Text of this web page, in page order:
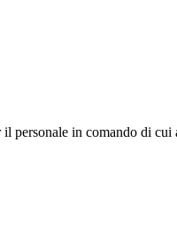
il personale in comando di